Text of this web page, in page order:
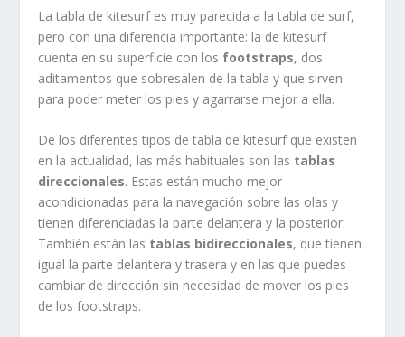
La tabla de kitesurf es muy parecida a la tabla de surf,
pero con una diferencia importante: la de kitesurf
cuenta en su superficie con los footstraps, dos
aditamentos que sobresalen de la tabla y que sirven
para poder meter los pies y agarrarse mejor a ella.
De los diferentes tipos de tabla de kitesurf que existen
en la actualidad, las más habituales son las tablas
direccionales. Estas están mucho mejor
acondicionadas para la navegación sobre las olas y
tienen diferenciadas la parte delantera y la posterior.
También están las tablas bidireccionales, que tienen
igual la parte delantera y trasera y en las que puedes
cambiar de dirección sin necesidad de mover los pies
de los footstraps.